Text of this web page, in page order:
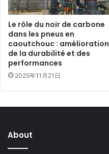
Le rôle du noir de carbone
dans les pneus en
caoutchouc : amélioration
de la durabilité et des
performances
2025年11月21日
About